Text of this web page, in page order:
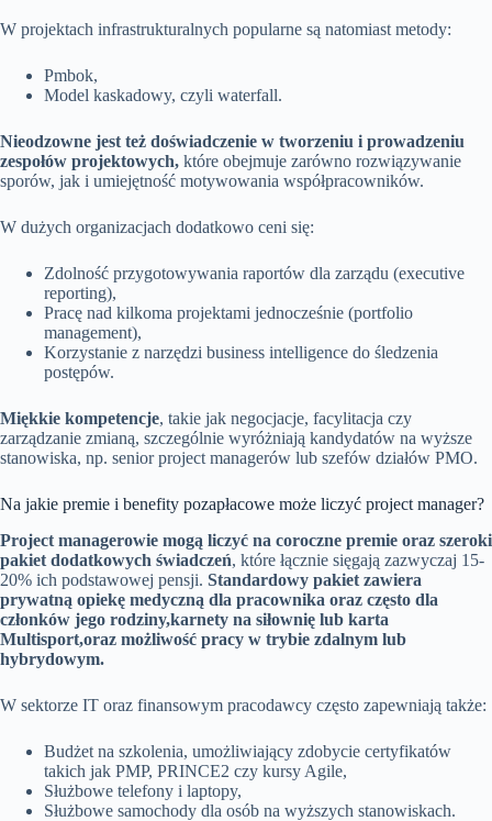
W projektach infrastrukturalnych popularne są natomiast metody:
Pmbok,
Model kaskadowy, czyli waterfall.
Nieodzowne jest też doświadczenie w tworzeniu i prowadzeniu
zespołów projektowych, które obejmuje zarówno rozwiązywanie
sporów, jak i umiejętność motywowania współpracowników.
W dużych organizacjach dodatkowo ceni się:
Zdolność przygotowywania raportów dla zarządu (executive
reporting),
Pracę nad kilkoma projektami jednocześnie (portfolio
management),
Korzystanie z narzędzi business intelligence do śledzenia
postępów.
Miękkie kompetencje, takie jak negocjacje, facylitacja czy
zarządzanie zmianą, szczególnie wyróżniają kandydatów na wyższe
stanowiska, np. senior project managerów lub szefów działów PMO.
Na jakie premie i benefity pozapłacowe może liczyć project manager?
Project managerowie mogą liczyć na coroczne premie oraz szeroki
pakiet dodatkowych świadczeń, które łącznie sięgają zazwyczaj 15-
20% ich podstawowej pensji. Standardowy pakiet zawiera
prywatną opiekę medyczną dla pracownika oraz często dla
członków jego rodziny,karnety na siłownię lub karta
Multisport,oraz możliwość pracy w trybie zdalnym lub
hybrydowym.
W sektorze IT oraz finansowym pracodawcy często zapewniają także:
Budżet na szkolenia, umożliwiający zdobycie certyfikatów
takich jak PMP, PRINCE2 czy kursy Agile,
Służbowe telefony i laptopy,
Służbowe samochody dla osób na wyższych stanowiskach.